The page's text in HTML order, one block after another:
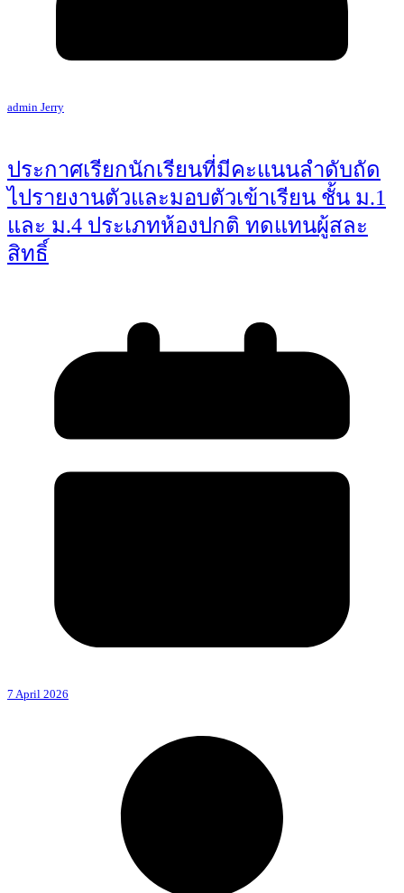
admin Jerry
ประกาศเรียกนักเรียนที่มีคะแนนลำดับถัด
ไปรายงานตัวและมอบตัวเข้าเรียน ชั้น ม.1
และ ม.4 ประเภทห้องปกติ ทดแทนผู้สละ
สิทธิ์
7 April 2026